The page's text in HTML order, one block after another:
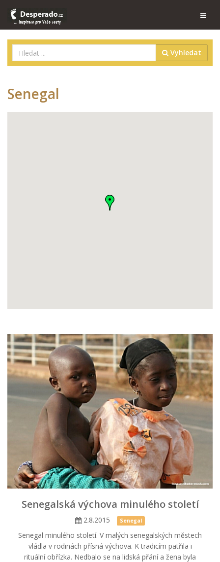
Vyhledat
Senegal
Senegalská výchova minulého století
2.8.2015 Senegal
Senegal minulého století. V malých senegalských městech
vládla v rodinách přísná výchova. K tradicím patřila i
rituální obřízka. Nedbalo se na lidská přání a žena byla